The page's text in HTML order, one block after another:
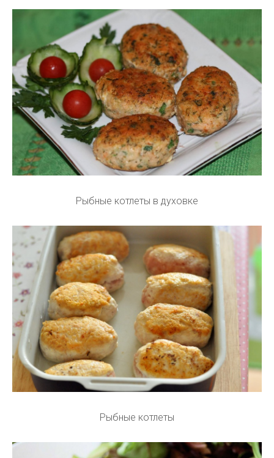
Рыбные котлеты в духовке
Рыбные котлеты